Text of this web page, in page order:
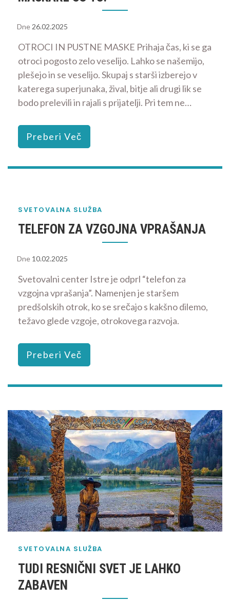
Dne 26.02.2025
OTROCI IN PUSTNE MASKE Prihaja čas, ki se ga
otroci pogosto zelo veselijo. Lahko se našemijo,
plešejo in se veselijo. Skupaj s starši izberejo v
katerega superjunaka, žival, bitje ali drugi lik se
bodo prelevili in rajali s prijatelji. Pri tem ne…
Preberi Več
SVETOVALNA SLUŽBA
TELEFON ZA VZGOJNA VPRAŠANJA
Dne 10.02.2025
Svetovalni center Istre je odprl “telefon za
vzgojna vprašanja”. Namenjen je staršem
predšolskih otrok, ko se srečajo s kakšno dilemo,
težavo glede vzgoje, otrokovega razvoja.
Preberi Več
SVETOVALNA SLUŽBA
TUDI RESNIČNI SVET JE LAHKO
ZABAVEN